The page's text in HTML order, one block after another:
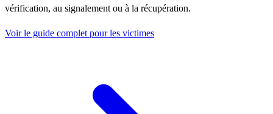
vérification, au signalement ou à la récupération.
Voir le guide complet pour les victimes